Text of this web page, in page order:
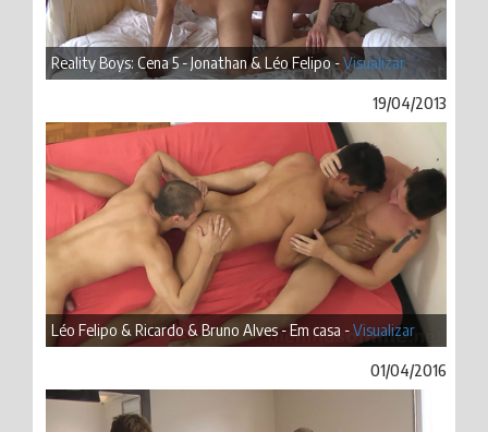
Reality Boys: Cena 5 - Jonathan & Léo Felipo -Visualizar
19/04/2013
Léo Felipo & Ricardo & Bruno Alves - Em casa -Visualizar
01/04/2016